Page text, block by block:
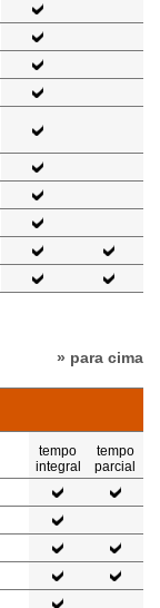
» para cima
tempo
integral
tempo
parcial